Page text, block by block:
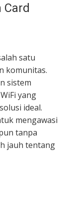
Card
satu
komunitas.
sistem
yang
ideal.
mengawasi
tanpa
jauh tentang